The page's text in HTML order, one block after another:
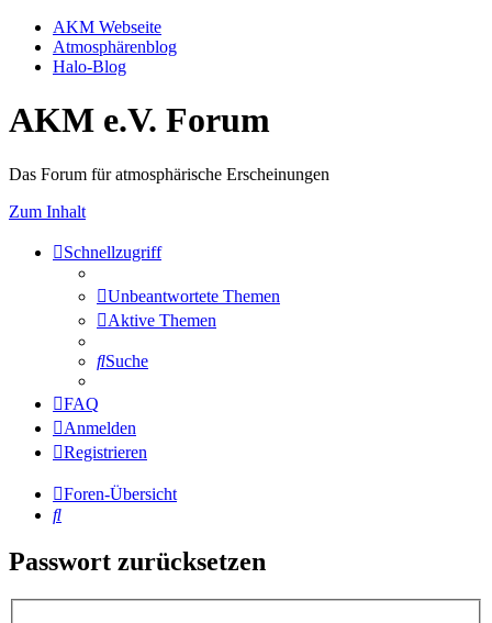
AKM Webseite
Atmosphärenblog
Halo-Blog
AKM e.V. Forum
Das Forum für atmosphärische Erscheinungen
Zum Inhalt
Schnellzugriff
Unbeantwortete Themen
Aktive Themen
Suche
FAQ
Anmelden
Registrieren
Foren-Übersicht
Suche
Passwort zurücksetzen